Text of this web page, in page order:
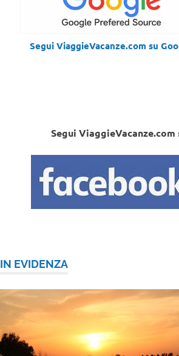
Segui ViaggieVacanze.com su
Segui ViaggieVacanze.com
IN EVIDENZA